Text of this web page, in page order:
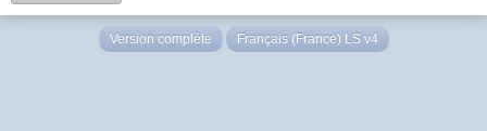
Version complète Français (France) LS v4